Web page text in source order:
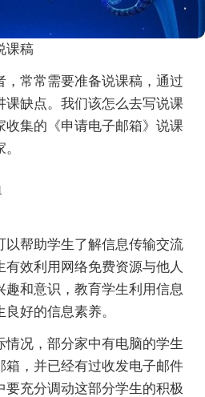
课稿
，常常需要准备说课稿，通过
课缺点。我们该怎么去写说课
收集的《申请电子邮箱》说课
以帮助学生了解信息传输交流
效利用网络免费资源与他人
和意识，教育学生利用信息
好的信息素养。
情况，部分家中有电脑的学生
箱，并已经有过收发电子邮件
要充分调动这部分学生的积极